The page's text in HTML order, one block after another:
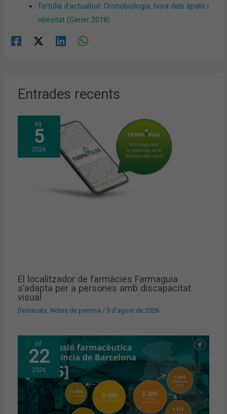
Tertúlia d’actualitat: Cronobiologia, hora dels àpats i
obesitat (Gener 2018)
Entrades recents
ag.
5
2026
El localitzador de farmàcies Farmaguia
s’adapta per a persones amb discapacitat
visual
Destacats Notes de premsa / 5 d'agost de 2026
jul.
22
2026